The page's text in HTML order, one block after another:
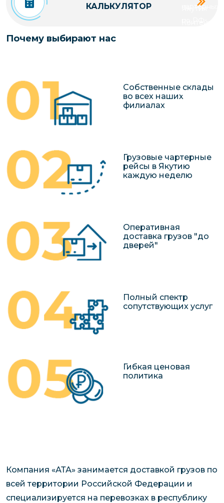
чартерных
Якутия
в Якутию
КАЛЬКУЛЯТОР
Почему выбирают нас
Собственные склады
во всех наших
филиалах
Грузовые чартерные
рейсы в Якутию
каждую неделю
Оперативная
доставка грузов "до
дверей"
Полный спектр
сопутствующих услуг
Гибкая ценовая
политика
Компания «АТА» занимается доставкой грузов по
всей территории Российской Федерации и
специализируется на перевозках в республику